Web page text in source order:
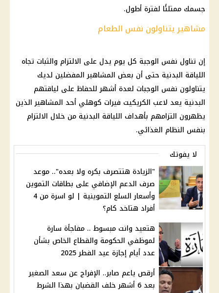
جسمك ممتلئًا لفترة أطول.
مشاهير يتناولون نفس الطعام
إن تناول نفس الوجبة كل يوم يدل على الالتزام والثبات تجاه
اللياقة البدنية حتى أن بعض المشاهير المفضلين لديك
يتناولون نفس الوجبات لعدة أشهر للحفاظ على لياقتهم
البدنية يعد لاعب الكريكيت فيرات كوهلي أحد المشاهير الذين
يظهرون التزامهم بأهداف اللياقة البدنية من خلال الالتزام
بنفس النظام الغذائي.
لا يفوتك
"الزيادة هتتصرف بكره ولا بعده".. موعد
صرف الدعم الإضافي على بطاقات التموين
وأسعار السلع التموينية | لو اسرة من 4
أفراد هتاخد كام؟
هتعيد وانت مبسوط .. مفاجأة سارة
لموظفي الحكومة والقطاع الخاص بشأن
عدد أيام إجازة عيد الفطر 2025
أرقص ياعم صابر.. الإفراج عن سعد الصغير
بعد 6 أشهر خلف القضبان بهذا الشرط